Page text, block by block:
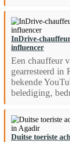
InDrive-
influencer
Een chauffeur
gearresteerd in
bekende
belediging,
Duitse toeriste